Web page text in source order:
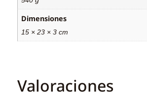
Dimensiones
15 × 23 × 3 cm
Valoraciones